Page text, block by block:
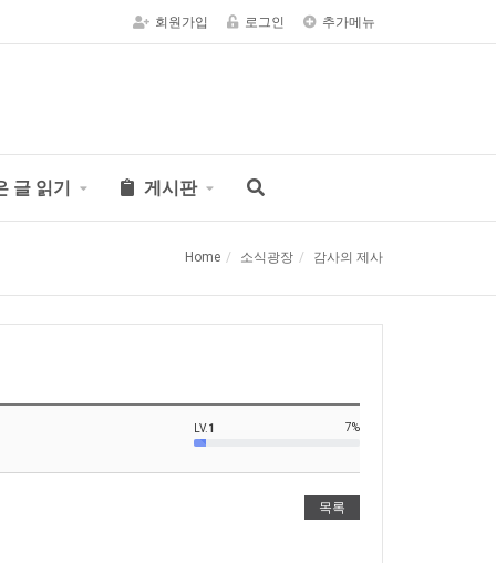
회원가입 로그인 추가메뉴
글 읽기 게시판
Home 소식광장 감사의 제사
LV.1 7%
목록